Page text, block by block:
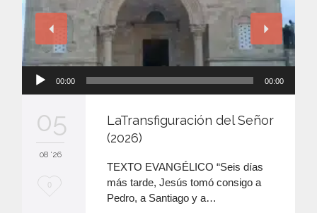
00:00 00:00
05
08 '26
M0
LaTransfiguración del Señor
(2026)
TEXTO EVANGÉLICO “Seis días
más tarde, Jesús tomó consigo a
Pedro, a Santiago y a…